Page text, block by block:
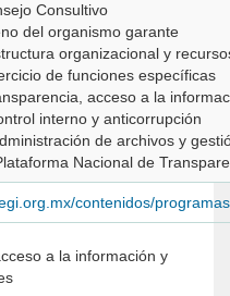
Consultivo
del organismo garante
organizacional y
de funciones específicas
acceso a la
interno y anticorrupción
de archivos y
Nacional de
contenidos/